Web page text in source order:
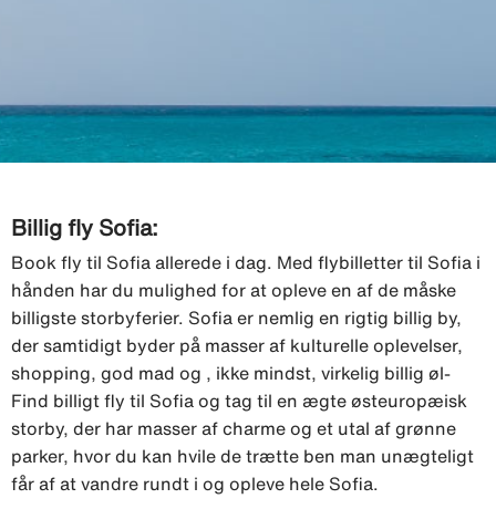
Billig fly Sofia:
Book fly til Sofia allerede i dag. Med flybilletter til Sofia i
hånden har du mulighed for at opleve en af de måske
billigste storbyferier. Sofia er nemlig en rigtig billig by,
der samtidigt byder på masser af kulturelle oplevelser,
shopping, god mad og , ikke mindst, virkelig billig øl-
Find billigt fly til Sofia og tag til en ægte østeuropæisk
storby, der har masser af charme og et utal af grønne
parker, hvor du kan hvile de trætte ben man unægteligt
får af at vandre rundt i og opleve hele Sofia.